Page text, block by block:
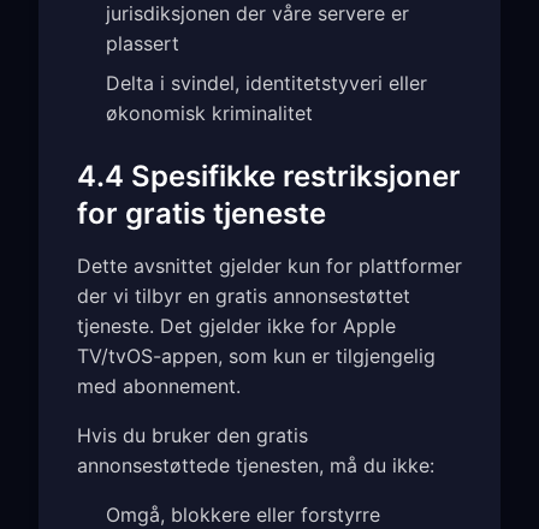
jurisdiksjonen der våre servere er
plassert
Delta i svindel, identitetstyveri eller
økonomisk kriminalitet
4.4 Spesifikke restriksjoner
for gratis tjeneste
Dette avsnittet gjelder kun for plattformer
der vi tilbyr en gratis annonsestøttet
tjeneste. Det gjelder ikke for Apple
TV/tvOS-appen, som kun er tilgjengelig
med abonnement.
Hvis du bruker den gratis
annonsestøttede tjenesten, må du ikke:
Omgå, blokkere eller forstyrre